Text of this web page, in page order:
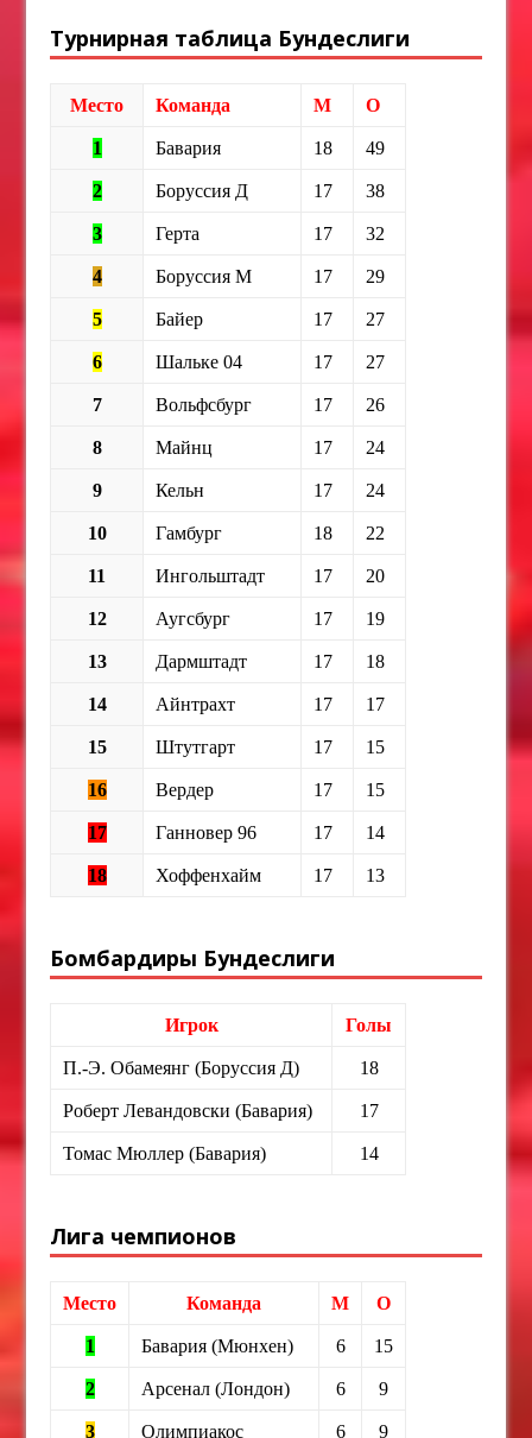
Турнирная таблица Бундеслиги
Место Команда М О
1 Бавария 18 49
2 Боруссия Д 17 38
3 Герта 17 32
4 Боруссия М 17 29
5 Байер 17 27
6 Шальке 04 17 27
7 Вольфсбург 17 26
8 Майнц 17 24
9 Кельн 17 24
10 Гамбург 18 22
11 Ингольштадт 17 20
12 Аугсбург 17 19
13 Дармштадт 17 18
14 Айнтрахт 17 17
15 Штутгарт 17 15
16 Вердер 17 15
17 Ганновер 96 17 14
18 Хоффенхайм 17 13
Бомбардиры Бундеслиги
Игрок Голы
П.-Э. Обамеянг (Боруссия Д) 18
Роберт Левандовски (Бавария) 17
Томас Мюллер (Бавария) 14
Лига чемпионов
Место Команда М О
1 Бавария (Мюнхен) 6 15
2 Арсенал (Лондон) 6 9
3 Олимпиакос 6 9